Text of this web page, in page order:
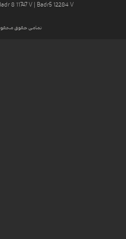
8 11747 V | Badr5 12284 V
تمامی حقوق